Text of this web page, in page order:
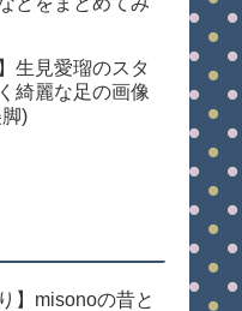
生見愛瑠のスタ
綺麗な足の画像
)
】misonoの昔と